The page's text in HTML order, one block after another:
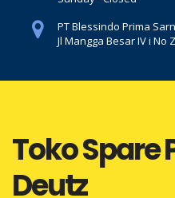
PT Blessindo Prima
Jl Mangga Besar IV i No
Toko Spare
Deutz